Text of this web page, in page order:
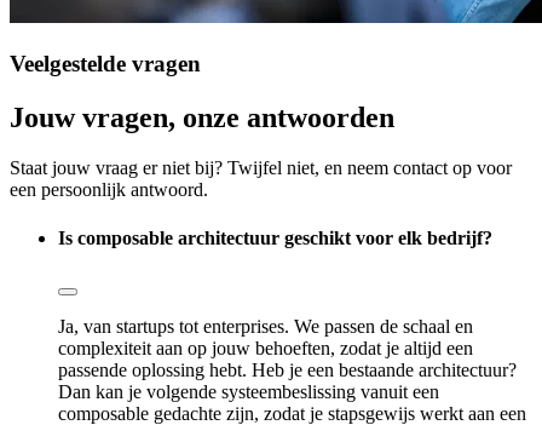
Veelgestelde vragen
Jouw vragen, onze antwoorden
Staat jouw vraag er niet bij? Twijfel niet, en neem contact op voor
een persoonlijk antwoord.
Is composable architectuur geschikt voor elk bedrijf?
Ja, van startups tot enterprises. We passen de schaal en
complexiteit aan op jouw behoeften, zodat je altijd een
passende oplossing hebt. Heb je een bestaande architectuur?
Dan kan je volgende systeembeslissing vanuit een
composable gedachte zijn, zodat je stapsgewijs werkt aan een